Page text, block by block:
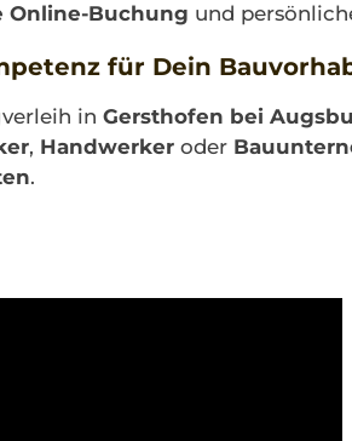
Online-Buchung und
für Dein
in Gersthofen bei
, Handwerkeroder
.